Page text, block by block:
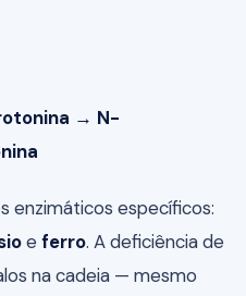
→ N-
enzimáticos específicos:
e ferro. A deficiência de
na cadeia — mesmo